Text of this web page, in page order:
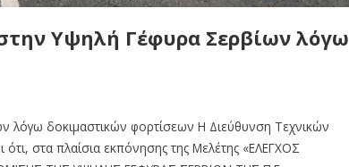
Υψηλή Γέφυρα Σερβίων λόγω
λόγω δοκιμαστικών φορτίσεων Η Διεύθυνση Τεχνικών
στα πλαίσια εκπόνησης της Μελέτης «ΕΛΕΓΧΟΣ